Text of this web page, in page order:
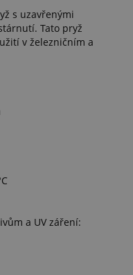
s uzavřenými
Tato pryž
v železničním a
a UV záření: